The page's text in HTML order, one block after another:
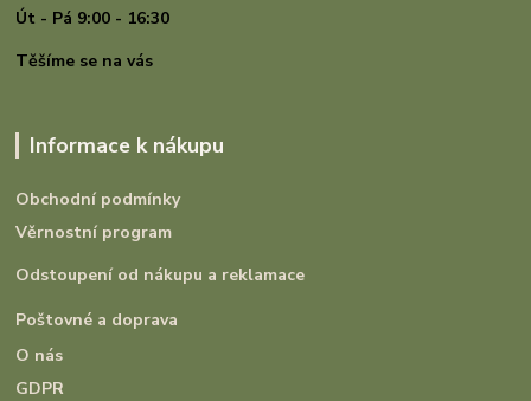
Út - Pá 9:00 - 16:30
Těšíme se na vás
Informace k nákupu
Obchodní podmínky
Věrnostní program
Odstoupení od nákupu a reklamace
Poštovné a doprava
O nás
GDPR